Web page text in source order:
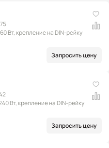
Вт, крепление на DIN-рейку
Запросить цену
Вт, крепление на DIN-рейку
Запросить цену